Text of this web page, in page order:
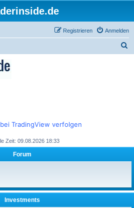
Anmelden
Registrieren
TradingView verfolgen
Zeit: 09.08.2026 18:33
Forum
Investments